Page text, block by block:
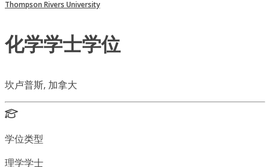
Thompson Rivers University
化学学士学位
坎卢普斯, 加拿大
学位类型
理学学士